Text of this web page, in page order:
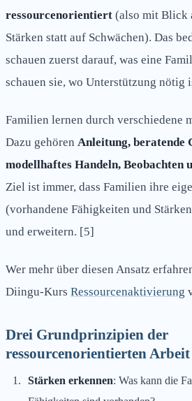
ressourcenorientiert (also mit Blick
Stärken statt auf Schwächen). Das
schauen zuerst darauf, was eine
schauen sie, wo Unterstützung nötig
Familien lernen durch verschiedene
Dazu gehören Anleitung, beratende
modellhaftes Handeln, Beobachten
Ziel ist immer, dass Familien ihre
(vorhandene Fähigkeiten und
und erweitern. [5]
Wer mehr über diesen Ansatz
Diingu-Kurs Ressourcenaktivierung
Drei Grundprinzipien der
ressourcenorientierten Arbeit
Stärken erkennen: Was kann die